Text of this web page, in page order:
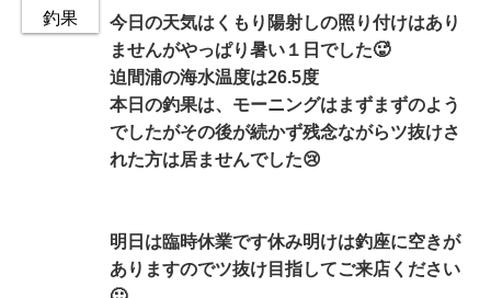
今日の天気はくもり陽射しの照り付けはあり
ませんがやっぱり暑い１日でした🥵
迫間浦の海水温度は26.5度
本日の釣果は、モーニングはまずまずのよう
でしたがその後が続かず残念ながらツ抜けさ
れた方は居ませんでした😢
明日は臨時休業です休み明けは釣座に空きが
ありますのでツ抜け目指してご来店ください